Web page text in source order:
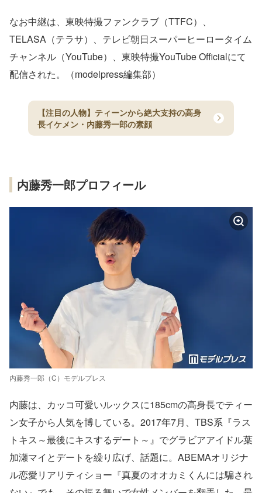
なお中継は、東映特撮ファンクラブ（TTFC）、
TELASA（テラサ）、テレビ朝日スーパーヒーロータイム
チャンネル（YouTube）、東映特撮YouTube Officialにて
配信された。（modelpress編集部）
【注目の人物】ティーンから絶大支持の高身
長イケメン・内藤秀一郎の素顔
内藤秀一郎プロフィール
内藤秀一郎（C）モデルプレス
内藤は、カッコ可愛いルックスに185cmの高身長でティー
ン女子から人気を博している。2017年7月、TBS系『ラス
トキス～最後にキスするデート～』でグラビアアイドル葉
加瀬マイとデートを繰り広げ、話題に。ABEMAオリジナ
ル恋愛リアリティショー『真夏のオオカミくんには騙され